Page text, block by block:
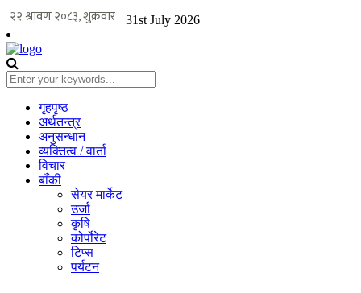
31st July 2026
गृहपृष्ठ
अर्थतन्त्र
अनुसन्धान
व्यक्तित्व / वार्ता
विचार
बाँकी
सेयर मार्केट
उर्जा
कृषि
कोर्पोरेट
टिप्स
पर्यटन